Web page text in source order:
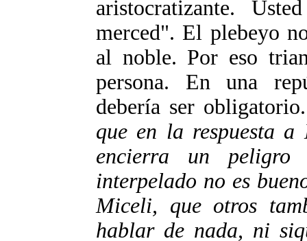
aristocratizante.
merced". El plebeyo
al noble. Por eso
persona. En una
debería ser obligatorio.
que en la respuesta
encierra un peligro
interpelado no es
Miceli, que otros
hablar de nada, ni